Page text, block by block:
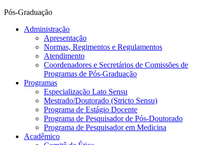
Pós-Graduação
Administração
Apresentação
Normas, Regimentos e Regulamentos
Atendimento
Coordenadores e Secretários de Comissões de
Programas de Pós-Graduação
Programas
Especialização Lato Sensu
Mestrado/Doutorado (Stricto Sensu)
Programa de Estágio Docente
Programa de Pesquisador de Pós-Doutorado
Programa de Pesquisador em Medicina
Acadêmico